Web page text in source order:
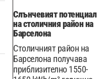
Слънчевият потенциал
на столичния район на
Барселона
Столичният район на
Барселона получава
приблизително 1550-